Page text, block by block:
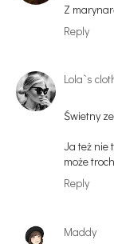
Z
Reply
Lola`s
Świetny
Ja też nie
może
Reply
Maddy